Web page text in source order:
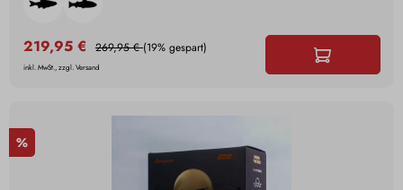
219,95 € 269,95 €(19% gespart)
inkl. MwSt., zzgl. Versand
%